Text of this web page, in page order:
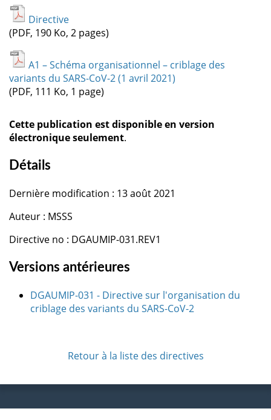
Directive
(PDF, 190 Ko, 2 pages)
A1 – Schéma organisationnel – criblage des
variants du SARS-CoV-2 (1 avril 2021)
(PDF, 111 Ko, 1 page)
Cette publication est disponible en version
électronique seulement.
Détails
Dernière modification : 13 août 2021
Auteur : MSSS
Directive no : DGAUMIP-031.REV1
Versions antérieures
DGAUMIP-031 - Directive sur l'organisation du
criblage des variants du SARS-CoV-2
Retour à la liste des directives